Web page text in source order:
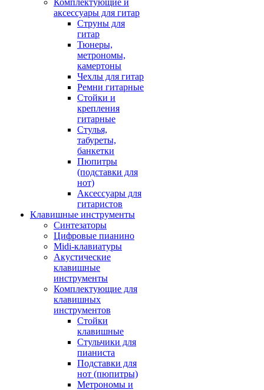
Комплектующие и
аксессуары для гитар
Струны для
гитар
Тюнеры,
метрономы,
камертоны
Чехлы для гитар
Ремни гитарные
Стойки и
крепления
гитарные
Стулья,
табуреты,
банкетки
Пюпитры
(подставки для
нот)
Аксессуары для
гитаристов
Клавишные инструменты
Синтезаторы
Цифровые пианино
Midi-клавиатуры
Акустические
клавишные
инструменты
Комплектующие для
клавишных
инструментов
Стойки
клавишные
Стульчики для
пианиста
Подставки для
нот (пюпитры)
Метрономы и